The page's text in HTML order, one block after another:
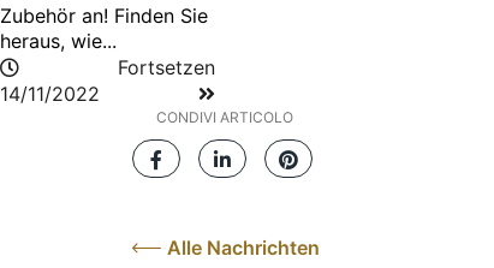
Zubehör an! Finden Sie
heraus, wie...
14/11/2022
Fortsetzen
CONDIVI ARTICOLO
Alle Nachrichten